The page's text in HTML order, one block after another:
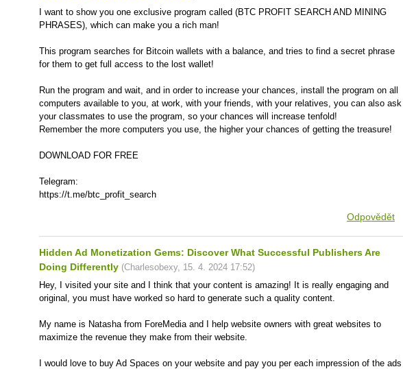
I want to show you one exclusive program called (BTC PROFIT SEARCH AND MINING
PHRASES), which can make you a rich man!
This program searches for Bitcoin wallets with a balance, and tries to find a secret phrase
for them to get full access to the lost wallet!
Run the program and wait, and in order to increase your chances, install the program on all
computers available to you, at work, with your friends, with your relatives, you can also ask
your classmates to use the program, so your chances will increase tenfold!
Remember the more computers you use, the higher your chances of getting the treasure!
DOWNLOAD FOR FREE
Telegram:
https://t.me/btc_profit_search
Odpovědět
Hidden Ad Monetization Gems: Discover What Successful Publishers Are
Doing Differently (Charlesobexy, 15. 4. 2024 17:52)
Hey, I visited your site and I think that your content is amazing! It is really engaging and
original, you must have worked so hard to generate such a quality content.
My name is Natasha from ForeMedia and I help website owners with great websites to
maximize the revenue they make from their website.
I would love to buy Ad Spaces on your website and pay you per each impression of the ads